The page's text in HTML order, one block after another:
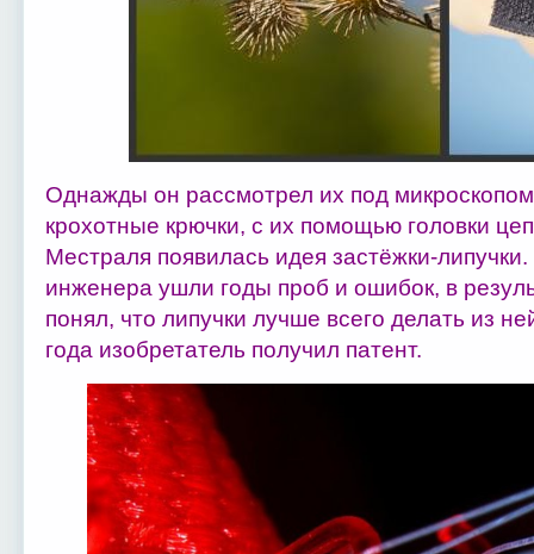
Однажды он рассмотрел их под
крохотные крючки, с их помощью головки
Местраля появилась идея застёжки-
инженера ушли годы проб и ошибок, в
понял, что липучки лучше всего делать из
года изобретатель получил патент.